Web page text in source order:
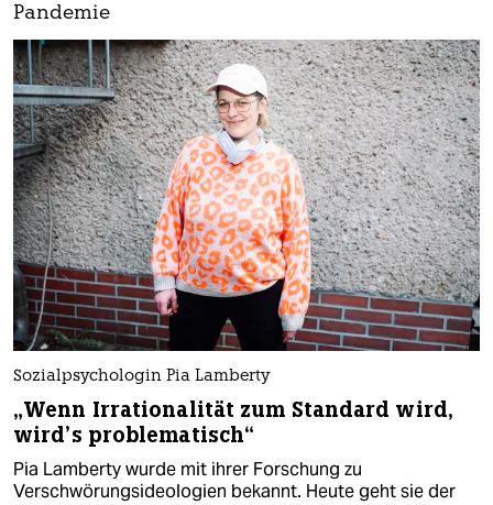
Pandemie
Sozialpsychologin Pia Lamberty
„Wenn Irrationalität zum Standard wird,
wird’s problematisch“
Pia Lamberty wurde mit ihrer Forschung zu
Verschwörungsideologien bekannt. Heute geht sie der